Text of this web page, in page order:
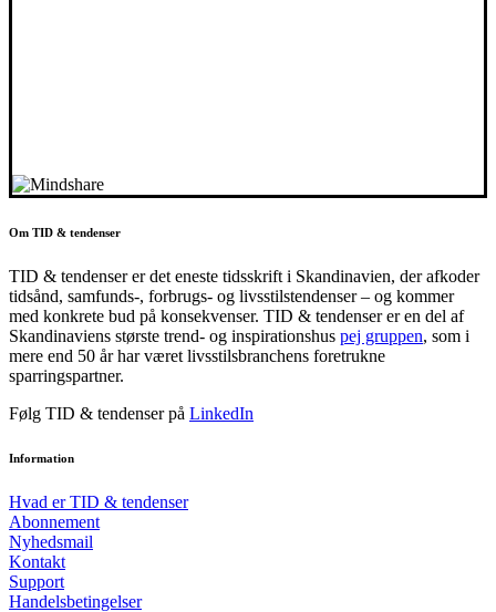
Om TID & tendenser
TID & tendenser er det eneste tidsskrift i Skandinavien, der afkoder
tidsånd, samfunds-, forbrugs- og livsstilstendenser – og kommer
med konkrete bud på konsekvenser. TID & tendenser er en del af
Skandinaviens største trend- og inspirationshus pej gruppen, som i
mere end 50 år har været livsstilsbranchens foretrukne
sparringspartner.
Følg TID & tendenser på LinkedIn
Information
Hvad er TID & tendenser
Abonnement
Nyhedsmail
Kontakt
Support
Handelsbetingelser